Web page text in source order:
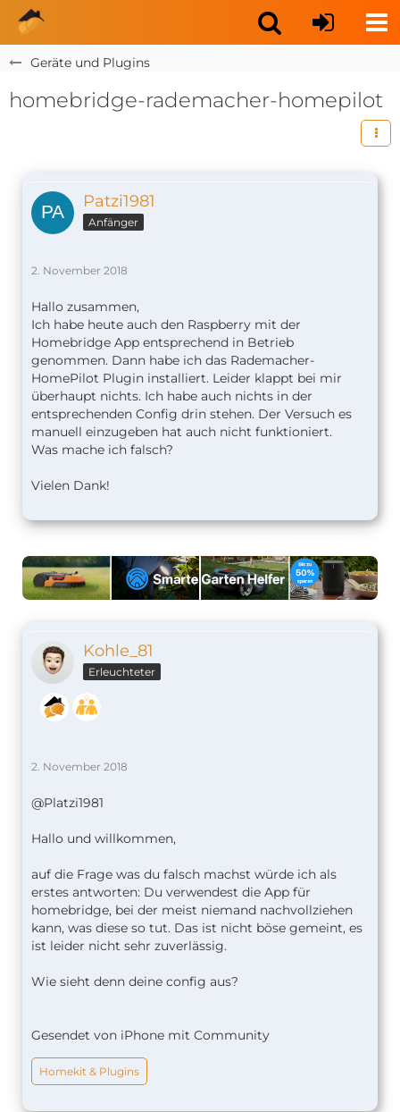
Geräte und Plugins
homebridge-rademacher-homepilot
Patzi1981
Anfänger
2. November 2018
Hallo zusammen,
Ich habe heute auch den Raspberry mit der
Homebridge App entsprechend in Betrieb
genommen. Dann habe ich das Rademacher-
HomePilot Plugin installiert. Leider klappt bei mir
überhaupt nichts. Ich habe auch nichts in der
entsprechenden Config drin stehen. Der Versuch es
manuell einzugeben hat auch nicht funktioniert.
Was mache ich falsch?
Vielen Dank!
Kohle_81
Erleuchteter
2. November 2018
@Platzi1981
Hallo und willkommen,
auf die Frage was du falsch machst würde ich als
erstes antworten: Du verwendest die App für
homebridge, bei der meist niemand nachvollziehen
kann, was diese so tut. Das ist nicht böse gemeint, es
ist leider nicht sehr zuverlässig.
Wie sieht denn deine config aus?
Gesendet von iPhone mit Community
Homekit & Plugins